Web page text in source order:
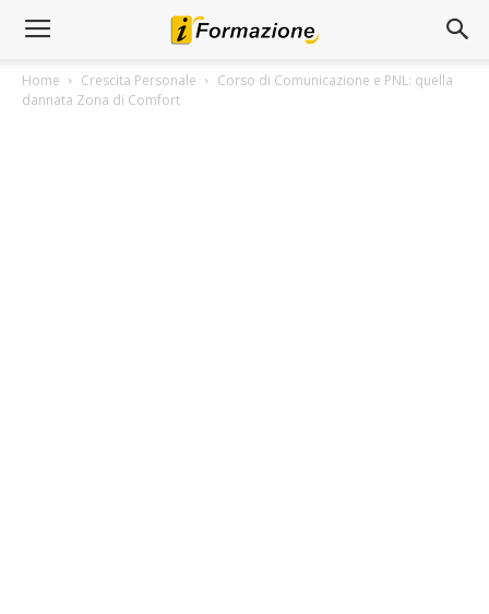
Home Crescita Personale
Corso di Comunicazione e PNL: quella
dannata Zona di Comfort